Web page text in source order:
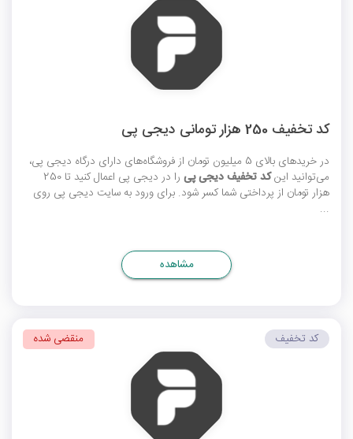
کد تخفیف 250 هزار تومانی دیجی پی
در خریدهای بالای 5 میلیون تومان از فروشگاه‌های دارای درگاه دیجی پی،
می‌توانید اینکد تخفیف دیجی پی
را در دیجی پی اعمال کنید تا 250
هزار تومان از پرداختی شما کسر شود. برای ورود به سایت دیجی پی روی
...
مشاهده
کد تخفیف منقضی شده